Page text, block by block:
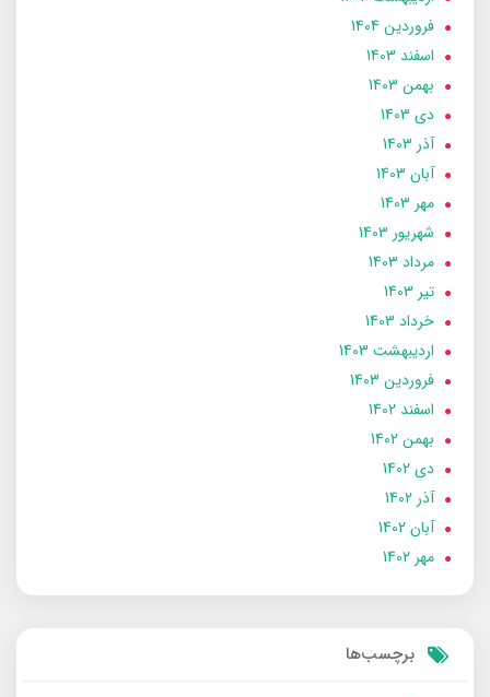
فروردین 1404
اسفند 1403
بهمن 1403
دی 1403
آذر 1403
آبان 1403
مهر 1403
شهریور 1403
مرداد 1403
تير 1403
خرداد 1403
ارديبهشت 1403
فروردین 1403
اسفند 1402
بهمن 1402
دی 1402
آذر 1402
آبان 1402
مهر 1402
برچسب‌ها